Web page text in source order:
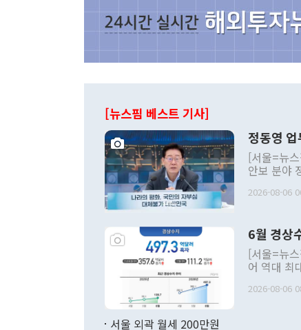
[뉴스핌 베스트 기사]
정동영
[서울=뉴
안보 분야
발언 중에
주의적 희
관의 대북
관 부처 장
관의 무리
다. [정동영 통일부 장관이 지난달 23일 오후 서울 종로구 정부서울청사에
2026-08-06
6월 경상
[서울=뉴
어 역대 최
료=한국은행] 한국은행이 6일 발표한 '2026년 6월 국제수
2026-08-06
서울 외곽 월세 200만원